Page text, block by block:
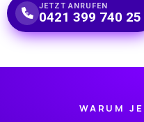
JETZT ANRUFEN
0421 399 740 25
WARUM